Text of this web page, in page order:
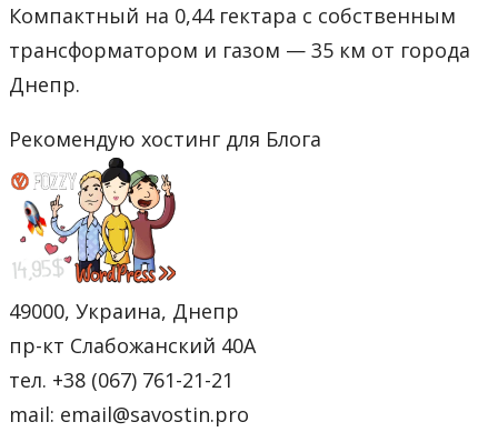
Компактный на 0,44 гектара с собственным
трансформатором и газом — 35 км от города
Днепр.
Рекомендую хостинг для Блога
49000, Украина, Днепр
пр-кт Слабожанский 40А
тел. +38 (067) 761-21-21
mail: email@savostin.pro